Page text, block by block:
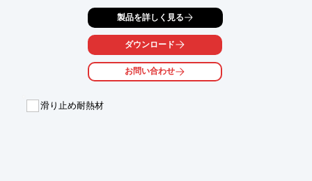
ハイクラッチUの摩擦係数はハイクラッチ960の2倍、普通のウレ
タンゴムの4倍の大きさで、クレープ加工を施したウレタンゴム
の摩擦係数に匹敵します。
○特殊なポリウレタンゴムが主原料
○耐老化性が高い
○安定したμ（摩擦係数） を保ちスリップを防止
○特許出願中
製品を詳しく見る
ダウンロード
お問い合わせ
滑り止め耐熱材